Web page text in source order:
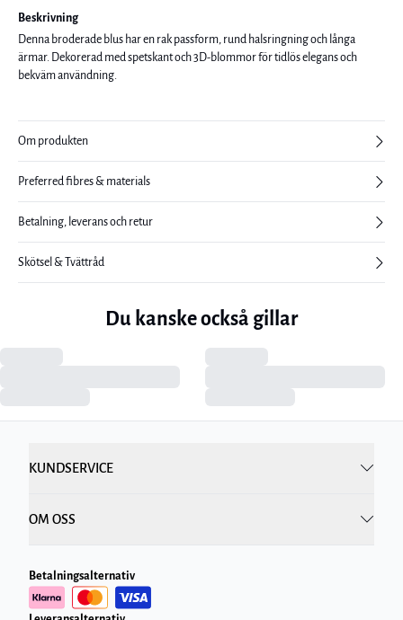
Beskrivning
Denna broderade blus har en rak passform, rund halsringning och långa
ärmar. Dekorerad med spetskant och 3D-blommor för tidlös elegans och
bekväm användning.
Om produkten
Preferred fibres & materials
Betalning, leverans och retur
Skötsel & Tvättråd
Du kanske också gillar
KUNDSERVICE
OM OSS
Betalningsalternativ